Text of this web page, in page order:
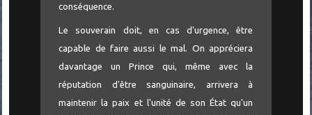
conséquence.
Le souverain doit, en cas d'urgence, être
capable de faire aussi le mal. On appréciera
davantage un Prince qui, même avec la
réputation d'être sanguinaire, arrivera à
maintenir la paix et l'unité de son État qu'un